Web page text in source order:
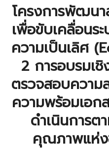
โครงการพัฒนา
เพื่อขับเคลื่อนร
ความเป็นเลิศ
2 การอบรมเ
ตรวจสอบความ
ความพร้อมเอก
ดำเนินการต
คุณภาพแห่ง